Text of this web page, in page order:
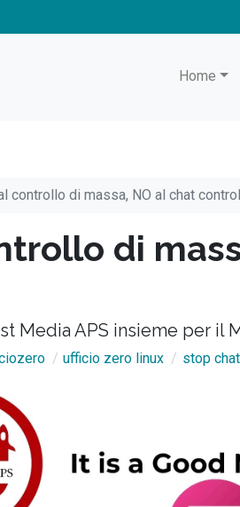
Home
controllo di massa, NO al chat
di
Media APS insieme per il
ufficio zero linux stop